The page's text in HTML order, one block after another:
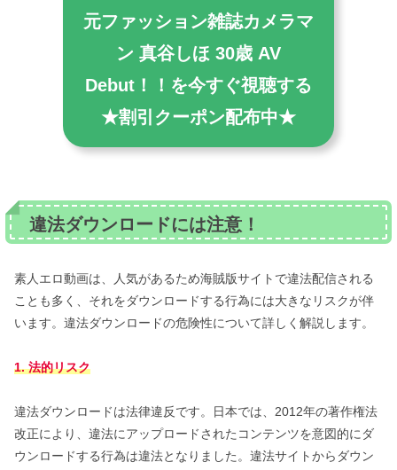
元ファッション雑誌カメラマ
ン 真谷しほ 30歳 AV
Debut！！を今すぐ視聴する
★割引クーポン配布中★
違法ダウンロードには注意！
素人エロ動画は、人気があるため海賊版サイトで違法配信される
ことも多く、それをダウンロードする行為には大きなリスクが伴
います。違法ダウンロードの危険性について詳しく解説します。
1. 法的リスク
違法ダウンロードは法律違反です。日本では、2012年の著作権法
改正により、違法にアップロードされたコンテンツを意図的にダ
ウンロードする行為は違法となりました。違法サイトからダウン